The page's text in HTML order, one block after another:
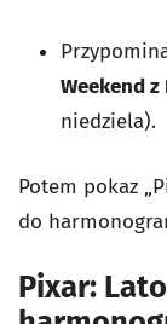
Weekend
niedziela).
Potem pokaz
do
Pixar: